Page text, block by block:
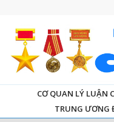
CƠ QUAN LÝ LUẬN
TRUNG ƯƠNG